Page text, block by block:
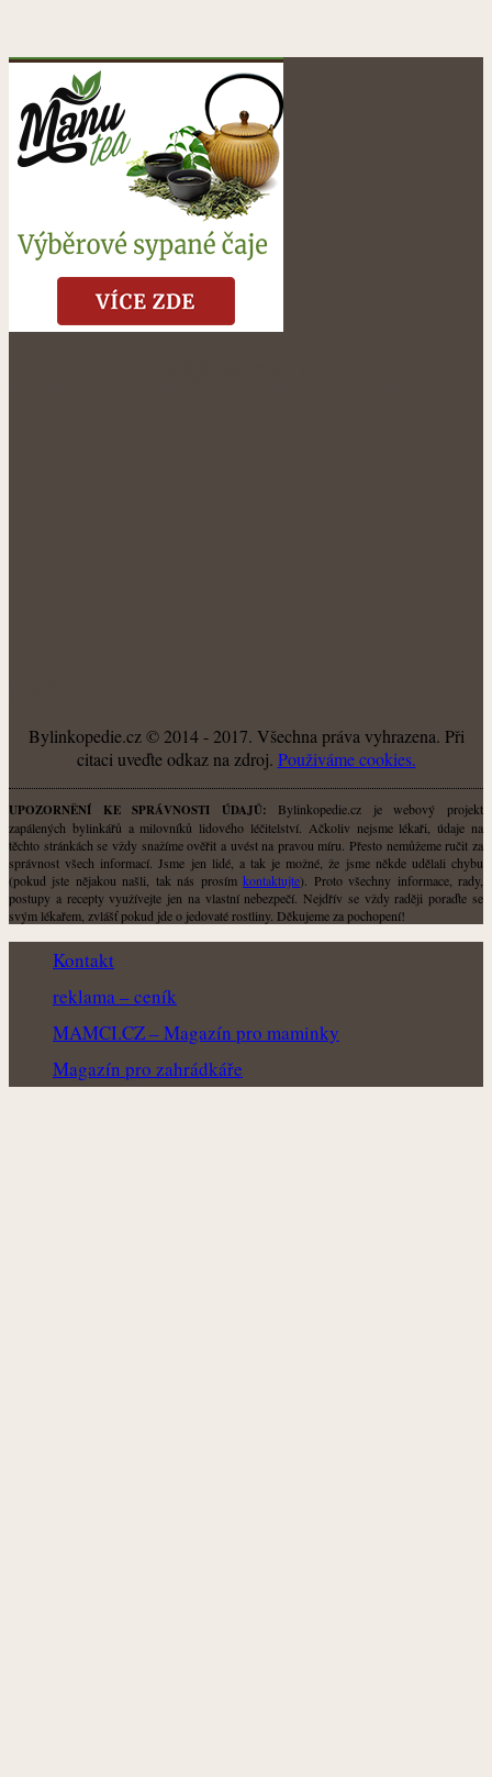
Bylinkopedie.cz © 2014 - 2017. Všechna práva vyhrazena. Při
citaci uveďte odkaz na zdroj. Použiváme cookies.
UPOZORNĚNÍ KE SPRÁVNOSTI ÚDAJŮ: Bylinkopedie.cz je webový projekt
zapálených bylinkářů a milovníků lidového léčitelství. Ačkoliv nejsme lékaři, údaje na
těchto stránkách se vždy snažíme ověřit a uvést na pravou míru. Přesto nemůžeme ručit za
správnost všech informací. Jsme jen lidé, a tak je možné, že jsme někde udělali chybu
(pokud jste nějakou našli, tak nás prosímkontaktujte). Proto všechny informace, rady,
postupy a recepty využívejte jen na vlastní nebezpečí. Nejdřív se vždy raději poraďte se
svým lékařem, zvlášť pokud jde o jedovaté rostliny. Děkujeme za pochopení!
Kontakt
reklama – ceník
MAMCI.CZ – Magazín pro maminky
Magazín pro zahrádkáře